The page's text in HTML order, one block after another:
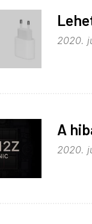
2020.
A
2020.